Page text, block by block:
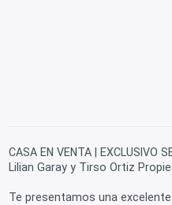
CASA EN VENTA | EXCLUSIVO
Lilian Garay y Tirso Ortiz
Te presentamos una